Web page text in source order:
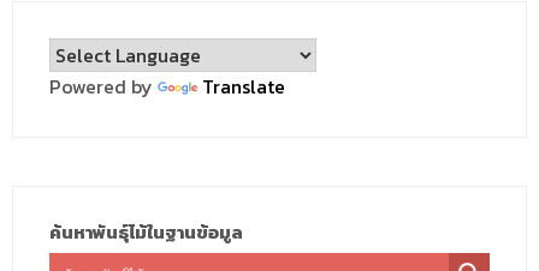
Powered by Translate
ค้นหาพันธุ์ไม้ในฐานข้อมูล